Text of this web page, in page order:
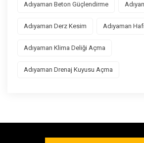
Adıyaman Beton Güçlendirme
Adıyaman Derz Kesim Adıyaman
Adıyaman Klima Deliği Açma
Adıyaman Drenaj Kuyusu Açma